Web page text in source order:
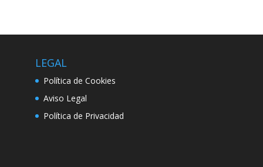
LEGAL
Política de Cookies
Aviso Legal
Política de Privacidad